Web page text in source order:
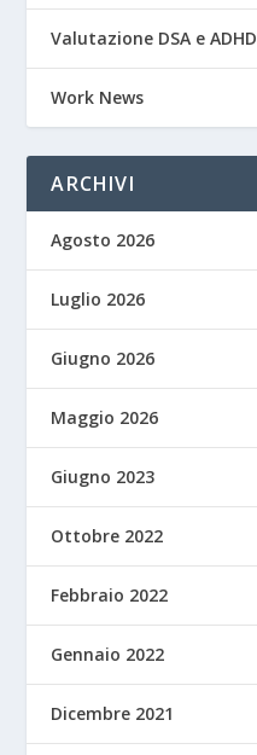
Valutazione DSA e ADHD
Work News
ARCHIVI
Agosto 2026
Luglio 2026
Giugno 2026
Maggio 2026
Giugno 2023
Ottobre 2022
Febbraio 2022
Gennaio 2022
Dicembre 2021